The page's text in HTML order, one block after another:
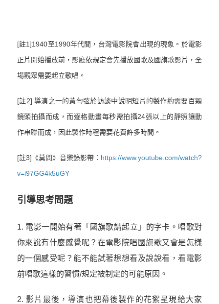
[註1]1940至1990年代間，台灣電影院會出現的現象。於電影
正片開始播放前，影廳依規定會先播放國歌及國旗歌影片，全
場觀眾需要起立歌唱。
[註2] 導演之一的黃勻弦於訪談中說明短片的製作約需要百顆
鏡頭拍攝而成，而逐格動畫每秒需拍攝24張以上的靜照讓動
作串聯而成，因此製作時程需要花費許多時間。
[註3]《莫問》音樂錄影帶： https://www.youtube.com/watch?
v=i97GG4k5uGY
引導思考問題
1. 電影一開始有著「國旗歌請起立」的字卡。唱歌對
你來說有什麼感覺呢？在電影院唱國旗歌又會是怎樣
的一個感受呢？能不能試著想想看及說說看，看電影
前唱歌這樣的習慣/規定被制定的可能原因。
2. 影片最後，導演也把幕後製作的花絮呈現給大家